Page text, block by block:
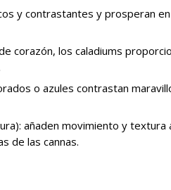
y contrastantes y prosperan
corazón, los caladiums
o azules contrastan
añaden movimiento y textura
de las cannas.